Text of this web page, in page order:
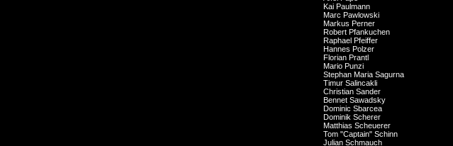
Kai Paulmann
Marc Pawlowski
Markus Perner
Robert Pfankuchen
Raphael Pfeiffer
Hannes Polzer
Florian Prantl
Mario Punzi
Stephan Maria Sagurna
Timur Salincakli
Christian Sander
Bennet Sawadsky
Dominic Sbarcea
Dominik Scherer
Matthias Scheuerer
Tom "Captain" Schinn
Julian Schmauch